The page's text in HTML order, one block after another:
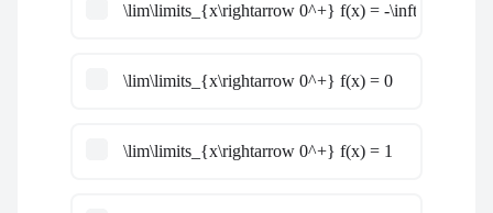
\lim\limits_{x\rightarrow 0^+} f(x) = -\infty
\lim\limits_{x\rightarrow 0^+} f(x) = 0
\lim\limits_{x\rightarrow 0^+} f(x) = 1